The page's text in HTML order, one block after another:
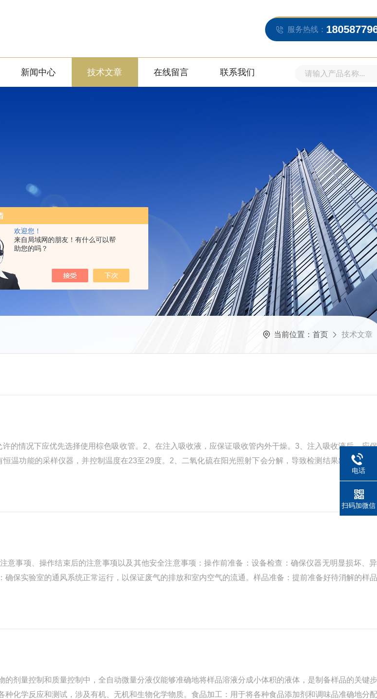
欢迎您！
来自局域网的朋友！有什么可以帮
助您的吗？
服务热线：
新闻中心 技术文章 在线留言 联系我们
当前位置： 首页 技术文章
的情况下应优先选择使用棕色吸收管。2、在注入吸收液，应保证吸收管内外干燥。3、注入吸收液后，应
温功能的采样仪器，并控制温度在23至29度。2、二氧化硫在阳光照射下会分解，导致检测结果出现偏离
光措施。3、采样时，需要时刻留意采样仪器的流量，避免流量出现波动，流量突然增大会导致吸收液的被
意事项、操作结束后的注意事项以及其他安全注意事项：操作前准备：设备检查：确保仪器无明显损坏、
保实验室的通风系统正常运行，以保证废气的排放和室内空气的流通。样品准备：提前准备好待消解的样
剂量控制和质量控制中，全自动微量分液仪能够准确地将样品溶液分成小体积的液体，是制备样品的关键
化学反应和测试，涉及有机、无机和生物化学物质。食品加工：用于将各种食品添加剂和调味品准确地分
电话
扫码加微信